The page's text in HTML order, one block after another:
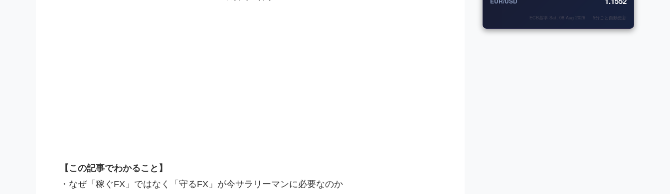
【この記事でわかること】
・なぜ「稼ぐFX」ではなく「守るFX」が今サラリーマンに必要なのか
ECB基準 Sat, 08 Aug 2026 ｜ 5分ごと自動更新